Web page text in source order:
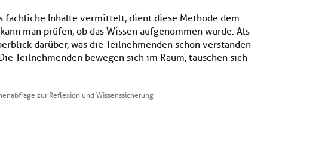
fachliche Inhalte vermittelt, dient diese Methode dem
man prüfen, ob das Wissen aufgenommen wurde. Als
darüber, was die Teilnehmenden schon verstanden
Teilnehmenden bewegen sich im Raum, tauschen sich
zur Reflexion und Wissenssicherung